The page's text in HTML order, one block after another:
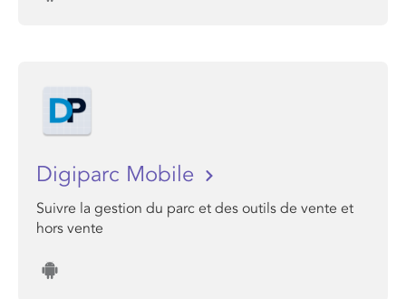
Digiparc Mobile
Suivre la gestion du parc et des outils de vente et
hors vente